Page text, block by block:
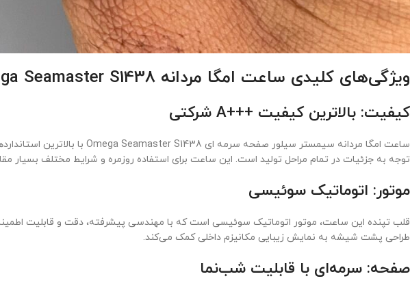
ویژگی‌های کلیدی ساعت امگا مردانه Omega Seamaster S1438
کیفیت: بالاترین کیفیت +++A شرکتی
توجه به جزئیات در تمام مراحل تولید است. این ساعت برای استفاده روزمره و شرایط مختلف
موتور: اتوماتیک سوئیسی
قلب تپنده این ساعت، موتور اتوماتیک سوئیسی است که با مهندسی پیشرفته، دقت و قابلیت
طراحی پشت شیشه به نمایش زیبایی مکانیزم داخلی کمک می‌کند.
صفحه: سرمه‌ای با قابلیت شب‌نما